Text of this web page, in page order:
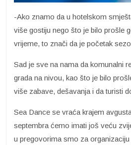
-Ako znamo da u hotelskom
više gostiju nego što je bilo prošle
vrijeme, to znači da je početak
Sad je sve na nama da komunalni
grada na nivou, kao što je bilo
više zabave, dešavanja i da turisti
Sea Dance se vraća krajem
septembra ćemo imati još veću
u pregovorima smo za